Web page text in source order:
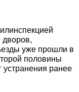
дворов,
уже прошли в
половины
устранения ранее